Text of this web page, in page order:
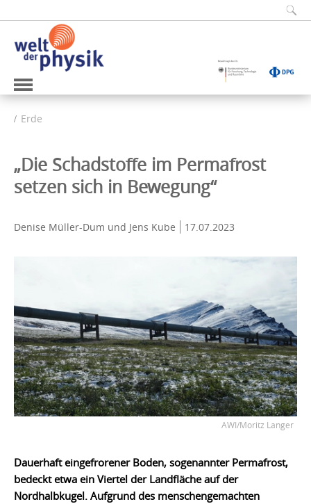
Erde
„Die Schadstoffe im Permafrost
setzen sich in Bewegung“
Denise Müller-Dum und Jens Kube 17.07.2023
AWI/Moritz Langer
Dauerhaft eingefrorener Boden, sogenannter Permafrost,
bedeckt etwa ein Viertel der Landfläche auf der
Nordhalbkugel. Aufgrund des menschengemachten